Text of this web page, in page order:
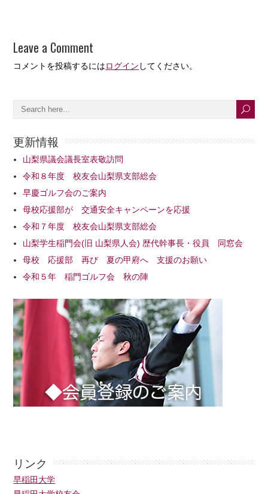
Leave a Comment
コメントを投稿するにはログイン してください。
更新情報
山梨県議会議長室表敬訪問
令和８年度 校友会山梨県支部総会
早慶ゴルフ会のご案内
母校応援部が 交通安全キャンペーンを応援
令和７年度 校友会山梨県支部総会
山梨学生稲門会(旧 山梨県人会) 歴代幹事長・役員 同窓会
母校 応援部 再び 夏の甲府へ 支援のお願い
令和５年 稲門ゴルフ会 秋の陣
リンク
早稲田大学